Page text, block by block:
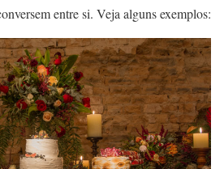
entre si. Veja alguns exemplos: